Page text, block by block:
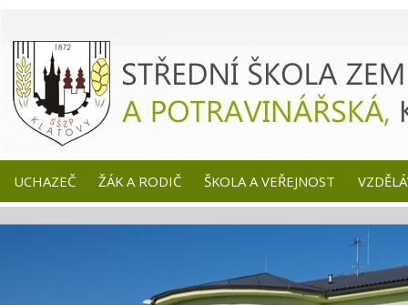
UCHAZEČ ŽÁK A RODIČ ŠKOLA A VEŘEJNOST